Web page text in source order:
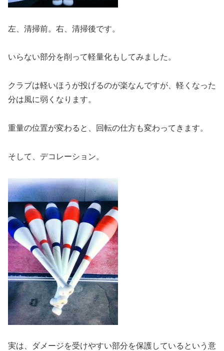
左、清掃前。右、清掃後です。
いらない部分を削って軽量化もしてみました。
クラブは軽いほうが投げるのが楽なんですが、軽くなった
分は風に弱くなります。
重量の位置が変わると、回転の仕方も変わってきます。
そして、デコレーション。
実は、ダメージを受けやすい部分を保護しているという意